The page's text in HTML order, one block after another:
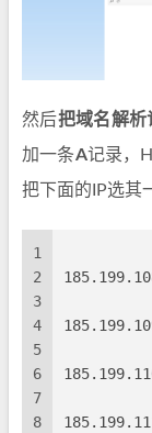
然后把域名解析
加一条A记录，
把下面的IP选其
1
2
3
4
5
6
7
8